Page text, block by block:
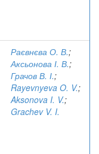
Раєвнєва О. В.;
Аксьонова І. В.;
Грачов В. І.;
Rayevnyeva O. V.;
Aksonova I. V.;
Grachev V. I.